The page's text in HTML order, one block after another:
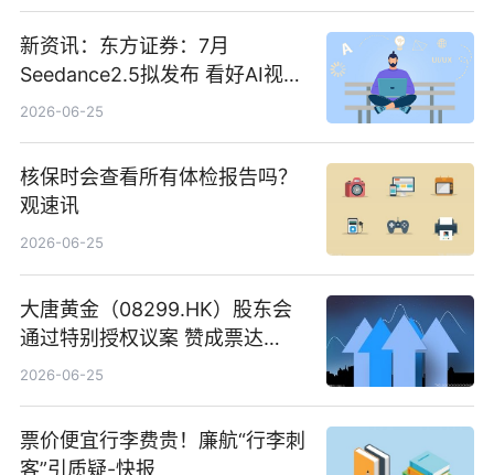
新资讯：东方证券：7月
Seedance2.5拟发布 看好AI视频
创作工作流进一步提效
2026-06-25
核保时会查看所有体检报告吗？
观速讯
2026-06-25
大唐黄金（08299.HK）股东会
通过特别授权议案 赞成票达
100%_新动态
2026-06-25
票价便宜行李费贵！廉航“行李刺
客”引质疑-快报